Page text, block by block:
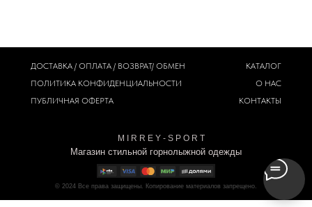
M I R R E Y - S P O R T
Магазин стильной горнолыжной одежды
© 2024 Все права защищены. Копирование материалов запрещено.
ДОСТАВКА / ОПЛАТА / ВОЗВРАТ/ ОБМЕН
ПОЛИТИКА КОНФИДЕНЦИАЛЬНОСТИ
ПУБЛИЧНАЯ ОФЕРТА
КАТАЛОГ
О НАС
КОНТАКТЫ